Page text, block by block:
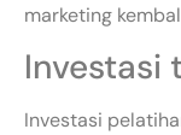
marketing
Investasi
Investasi